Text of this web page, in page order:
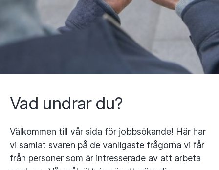
Vad undrar du?
Välkommen till vår sida för jobbsökande! Här har
vi samlat svaren på de vanligaste frågorna vi får
från personer som är intresserade av att arbeta